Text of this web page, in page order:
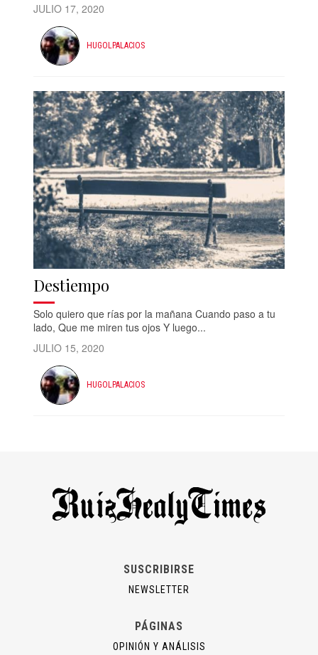
JULIO 17, 2020
HUGOLPALACIOS
Destiempo
Solo quiero que rías por la mañana Cuando paso a tu
lado, Que me miren tus ojos Y luego...
JULIO 15, 2020
HUGOLPALACIOS
SUSCRIBIRSE
NEWSLETTER
PÁGINAS
OPINIÓN Y ANÁLISIS